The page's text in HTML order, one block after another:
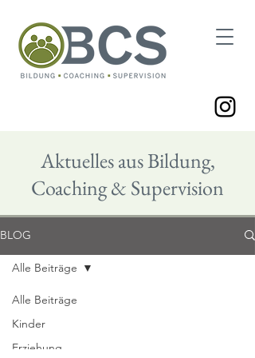
BLOG
Alle Beiträge
Kinder
Erziehung
Alle Beiträge
Aktuelles aus Bildung,
Coaching & Supervision
© 2025 Annette Dittmann-Weber